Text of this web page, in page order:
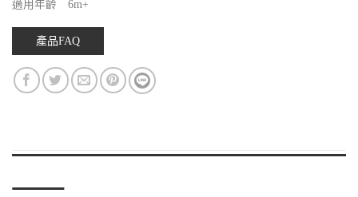
適用年齡 6m+
產品FAQ